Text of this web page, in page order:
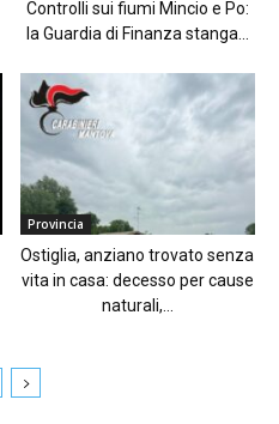
Controlli sui fiumi Mincio e Po:
la Guardia di Finanza stanga...
Provincia
Ostiglia, anziano trovato senza
vita in casa: decesso per cause
naturali,...